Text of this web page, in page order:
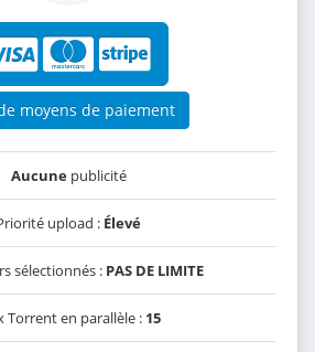
moyens de paiement
Aucunepublicité
upload : Élevé
sélectionnés : PAS DE LIMITE
Torrent en parallèle : 15